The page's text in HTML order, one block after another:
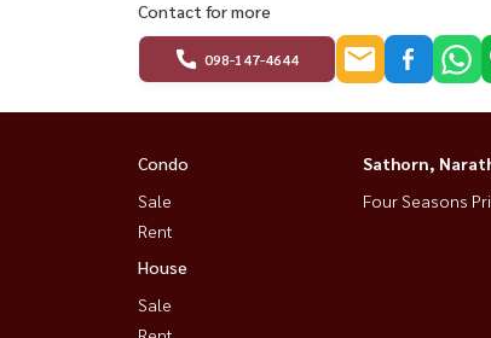
Contact for more
098-147-4644
Condo
Sale
Rent
House
Sale
Sathorn,
Four Seasons